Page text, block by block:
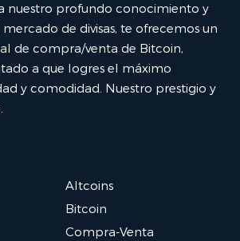
nuestro profundo conocimiento y
de divisas, te ofrecemos un
de compra/venta de Bitcoin,
a que logres el máximo
y comodidad. Nuestro prestigio y
Altcoins
Bitcoin
Compra-Venta